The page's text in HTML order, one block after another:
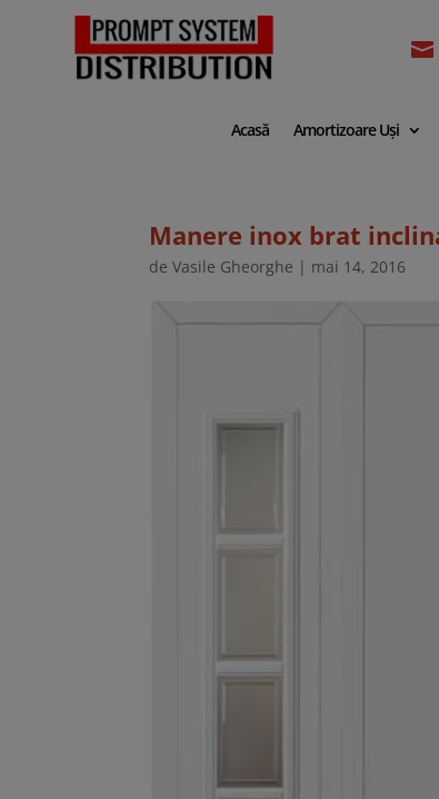

Acasă Amortizoare Uși
Manere inox brat
deVasile Gheorghe | mai 14, 2016